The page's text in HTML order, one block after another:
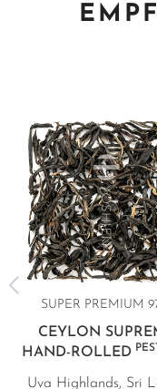
SUPER PREMIUM
CEYLON
HAND-ROLLED
Uva Highlands, Sri